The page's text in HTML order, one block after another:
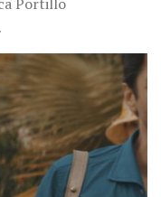
Portillo